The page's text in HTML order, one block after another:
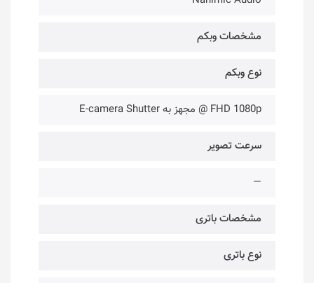
مشخصات وبکم
نوع وبکم
FHD 1080p @ مجهز به E-camera Shutter
سرعت تصویر
—
مشخصات باتری
نوع باتری